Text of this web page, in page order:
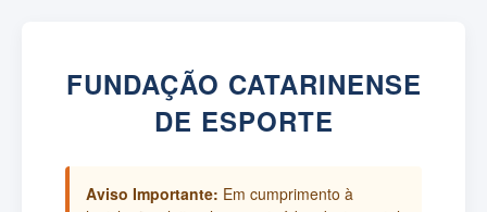
FUNDAÇÃO CATARINENSE
DE ESPORTE
Aviso Importante: Em cumprimento à